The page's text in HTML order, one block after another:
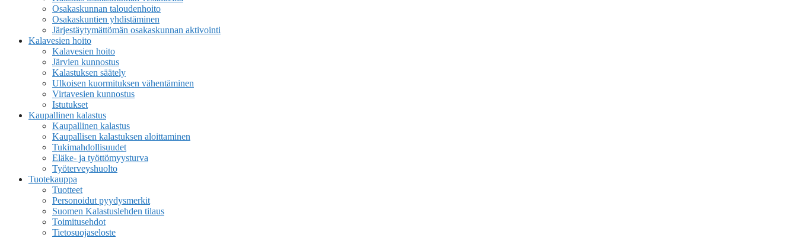
Osakaskunnan taloudenhoito
Osakaskuntien yhdistäminen
Järjestäytymättömän osakaskunnan aktivointi
Kalavesien hoito
Kalavesien hoito
Järvien kunnostus
Kalastuksen säätely
Ulkoisen kuormituksen vähentäminen
Virtavesien kunnostus
Istutukset
Kaupallinen kalastus
Kaupallinen kalastus
Kaupallisen kalastuksen aloittaminen
Tukimahdollisuudet
Eläke- ja työttömyysturva
Työterveyshuolto
Tuotekauppa
Tuotteet
Personoidut pyydysmerkit
Suomen Kalastuslehden tilaus
Toimitusehdot
Tietosuojaseloste